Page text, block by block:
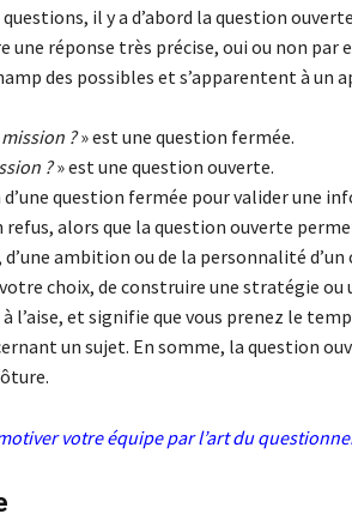
il y a d’abord la question
une réponse très précise, oui ou non par
des possibles et s’apparentent à un
?» est une question fermée.
?» est une question ouverte.
question fermée pour valider une
alors que la question ouverte
ambition ou de la personnalité
choix, de construire une stratégie ou
l’aise, et signifie que vous prenez le
un sujet. En somme, la question
votre équipe par l’art du